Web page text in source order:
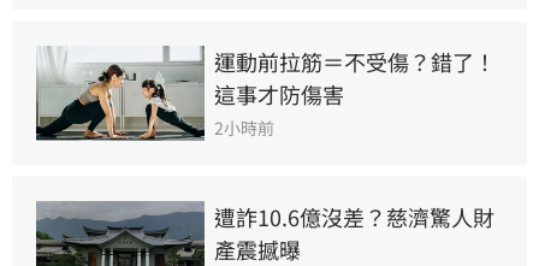
運動前拉筋＝不受傷？錯了！
這事才防傷害
2小時前
遭詐10.6億沒差？慈濟驚人財
產震撼曝